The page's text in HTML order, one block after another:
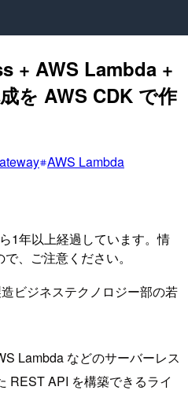
+ AWS Lambda +
を AWS CDK で作
AWS Lambda
1年以上経過しています。情
、ご注意ください。
ビジネステクノロジー部の若
Lambda などのサーバーレス
REST API を構築できるライ